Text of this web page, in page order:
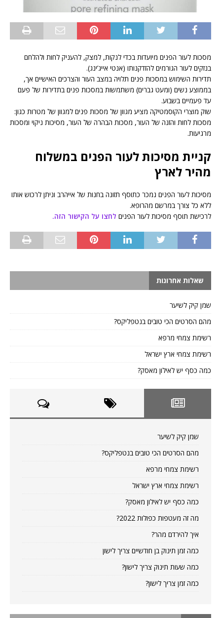
מסכות לעור הפנים מיועדות בכדי לנקות, למצק, להעניק לחות ולהלחם
בנזקים לעור הגורמים להזדקנותו (אנטי אייג’ינג).
תדירות השימוש במסכות פנים תלויה במצב העור והצרכים האישיים אך,
בממוצע נשים (ומעט גברים) משתמשות במסכות פנים בתדירות של פעם
עד פעמיים בשבוע.
שוק מוצרי הקוסמטיקה מציע מגוון של מסכות פנים למגוון של מטרות כגון:
מסכות לחות והזנה של העור, מסכות הבהרה של העור, מסיכות ניקוי ומסכות
מרגיעות.
קניית מסיכות לעור הפנים במשלוח
מהיר לארץ
מסיכות לעור הפנים נמכר כתוסף תזונה בחנות של אייהרב וניתן לרכוש אותו
ללא כל צורך במרשם מהרופא.
לרכישת תוסף מסיכות לעור הפנים לחצו על הקישור הזה.
שאלות אחרונות
שמן קיק לשיער
מהם הסרטים הכי טובים בנטפליקס?
רשימת צמחי מרפא
רשימת צמחי ארץ ישראל
כמה כסף יש לאילון מאסק?
שמן קיק לשיער
מהם הסרטים הכי טובים בנטפליקס?
רשימת צמחי מרפא
רשימת צמחי ארץ ישראל
כמה כסף יש לאילון מאסק?
מה זה מעטפות כפולות 2022?
איך להירדם מהר?
כמה זמן תינוק בן חודשיים צריך לישון
כמה שעות תינוק צריך לישון?
כמה זמן צריך לישון?